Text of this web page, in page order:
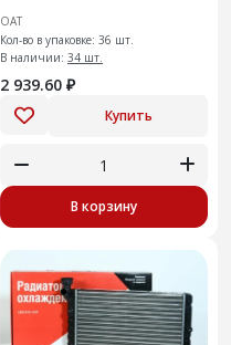
ОАТ
Кол-во в упаковке: 36 шт.
В наличии: 34 шт.
2 939.60 ₽
Купить
В корзину